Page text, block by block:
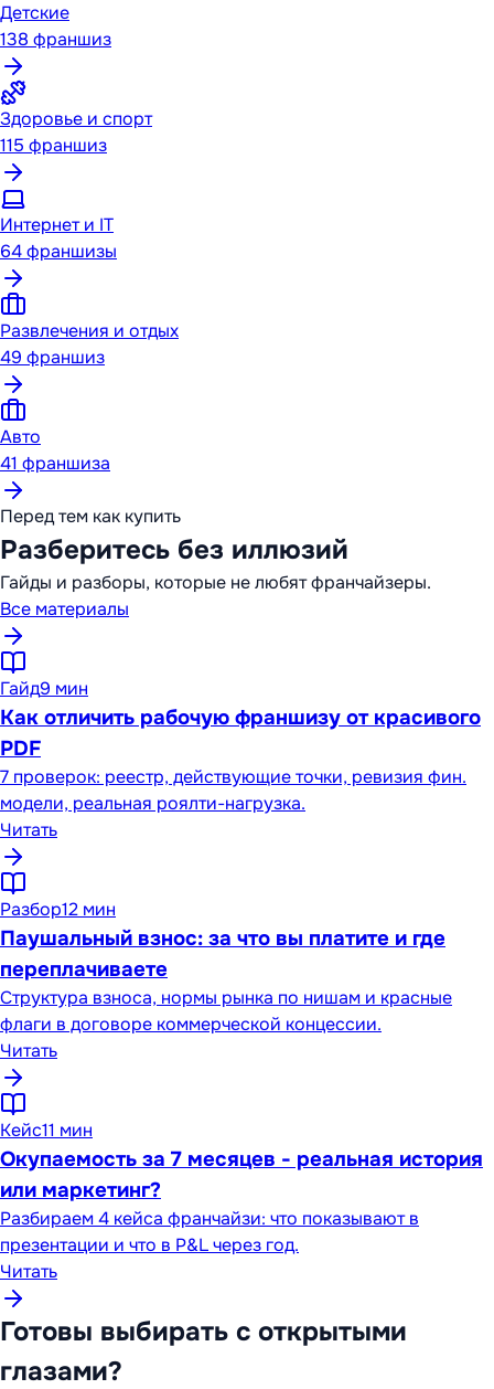
Детские
138 франшиз
Здоровье и спорт
115 франшиз
Интернет и IT
64франшизы
Развлечения и отдых
49 франшиз
Авто
41 франшиза
Перед тем как купить
Разберитесь без иллюзий
Гайды и разборы, которые не любят франчайзеры.
Все материалы
Гайд9 мин
Как отличить рабочую франшизу от красивого
PDF
7 проверок: реестр, действующие точки, ревизия фин.
модели, реальная роялти-нагрузка.
Читать
Разбор12 мин
Паушальный взнос: за что вы платите и где
переплачиваете
Структура взноса, нормы рынка по нишам и красные
флаги в договоре коммерческой концессии.
Читать
Кейс11 мин
Окупаемость за 7 месяцев - реальная история
или маркетинг?
Разбираем 4 кейса франчайзи: что показывают в
презентации и что в P&L через год.
Читать
Готовы выбирать с открытыми
глазами?